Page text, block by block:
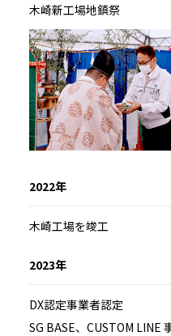
木崎新工場地鎮祭
2022年
木崎工場を竣工
2023年
DX認定事業者認定
SG BASE、CUSTOM LINE